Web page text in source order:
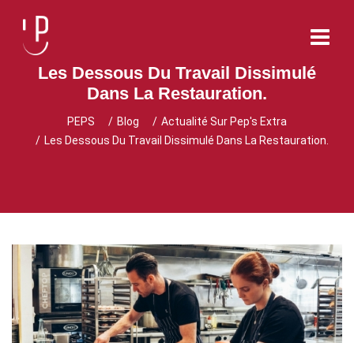
Les Dessous Du Travail Dissimulé
Dans La Restauration.
PEPS Blog
Actualité Sur Pep's Extra
Les Dessous Du Travail Dissimulé Dans La Restauration.